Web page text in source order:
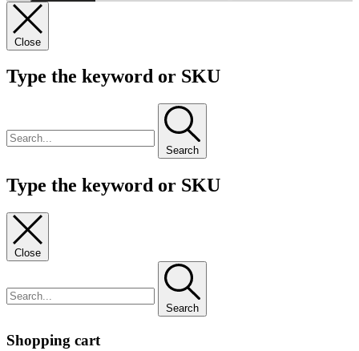
Close
Type the keyword or SKU
Search
Type the keyword or SKU
Close
Search
Shopping cart